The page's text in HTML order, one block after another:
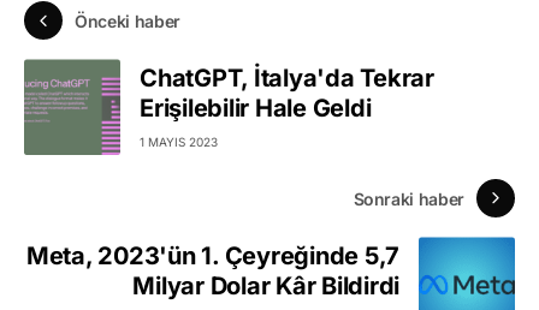
Önceki haber
ChatGPT, İtalya'da Tekrar
Erişilebilir Hale Geldi
1 MAYIS 2023
Sonraki haber
Meta, 2023'ün 1. Çeyreğinde 5,7
Milyar Dolar Kâr Bildirdi